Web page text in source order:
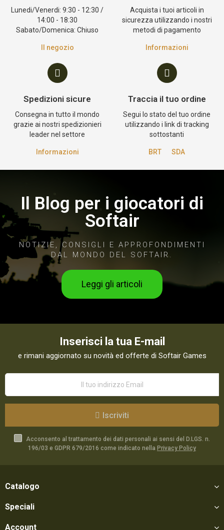
Lunedi/Venerdi: 9:30 - 12:30 /
14:00 - 18:30
Sabato/Domenica: Chiuso
Il negozio
Acquista i tuoi articoli in
sicurezza utilizzando i nostri
metodi di pagamento
Informazioni
Spedizioni sicure
Consegna in tutto il mondo
grazie ai nostri spedizionieri
leader nel settore
Informazioni
Traccia il tuo ordine
Segui lo stato del tuo ordine
utilizzando i link di tracking
sottostanti
BRT SDA
Il Blog per i giocatori di
Softair
NOTIZIE, CONSIGLI E APPROFONDIMENTI
DAL MONDO DEL SOFTAIR.
Leggi gli articoli
Inserisci la tua E-mail
e rimani aggiornato su novità ed offerte di Softair Games
Iscriviti
Acconsento al trattamento dei dati personali ai sensi del D.LGS. n.
196/03 e GDPR 679/2016 come indicato nella Privacy Policy
Catalogo
Speciali
Account